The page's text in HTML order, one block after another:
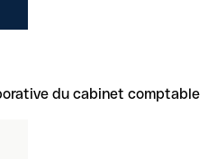
du cabinet comptable